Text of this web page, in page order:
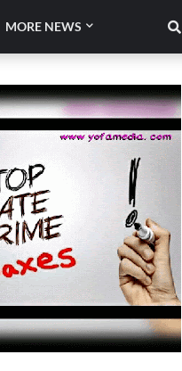
MORE NEWS